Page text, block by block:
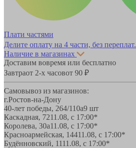
Плати частями
Делите оплату на 4 части, без переплат.
Наличие в магазинах
Доставим вовремя или бесплатно
Завтраот 2-х часовот 90 ₽
Самовывоз из магазинов:
г.Ростов-на-Дону
40-лет победы, 264/110а9 шт
Каскадная, 7211.08, с 17:00*
Королева, 30а11.08, с 17:00*
Красноармейская, 14411.08, с 17:00*
Будённовский, 1111.08, с 17:00*